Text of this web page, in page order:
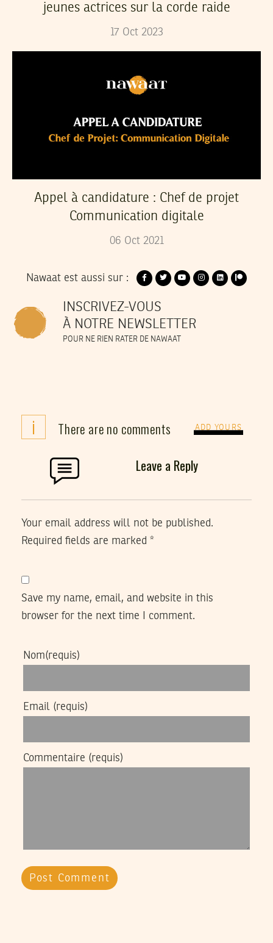
jeunes actrices sur la corde raide
17 Oct 2023
Appel à candidature : Chef de projet
Communication digitale
06 Oct 2021
Nawaat est aussi sur :
INSCRIVEZ-VOUS
À NOTRE NEWSLETTER
POUR NE RIEN RATER DE NAWAAT
i There are no comments ADD YOURS
Leave a Reply
Your email address will not be published.
Required fields are marked *
Save my name, email, and website in this
browser for the next time I comment.
Nom(requis)
Email (requis)
Commentaire (requis)